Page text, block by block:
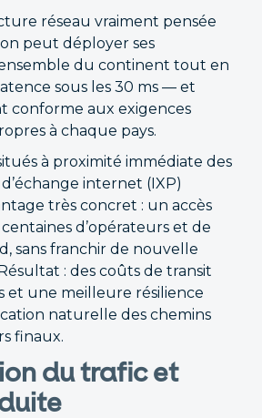
réseau vraiment pensée
peut déployer ses
du continent tout en
sous les 30 ms — et
conforme aux exigences
à chaque pays.
à proximité immédiate des
internet (IXP)
très concret : un accès
d’opérateurs et de
sans franchir de nouvelle
: des coûts de transit
une meilleure résilience
naturelle des chemins
finaux.
du trafic et